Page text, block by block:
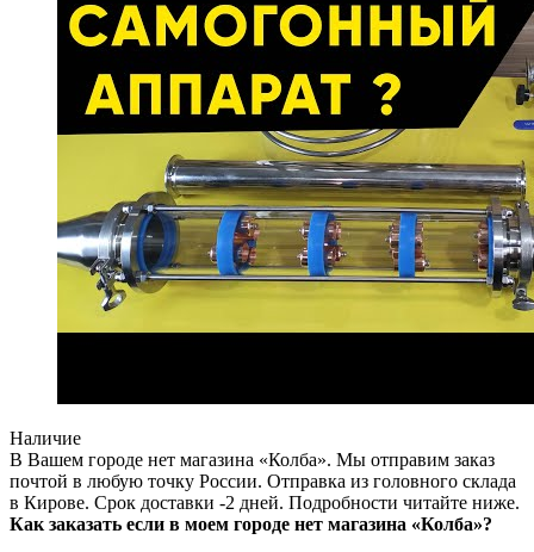
Наличие
В Вашем городе нет магазина «Колба». Мы отправим заказ
почтой в любую точку России. Отправка из головного склада
в Кирове. Срок доставки -2 дней. Подробности читайте ниже.
Как заказать если в моем городе нет магазина «Колба»?